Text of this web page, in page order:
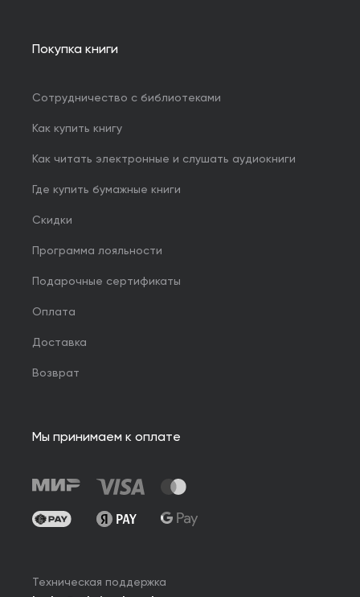
Покупка книги
Сотрудничество с библиотеками
Как купить книгу
Как читать электронные и слушать аудиокниги
Где купить бумажные книги
Скидки
Программа лояльности
Подарочные сертификаты
Оплата
Доставка
Возврат
Мы принимаем к оплате
Техническая поддержка